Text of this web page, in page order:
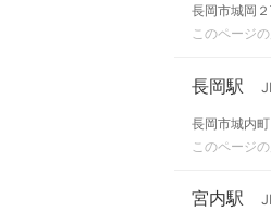
長岡市城岡
このページ
長岡駅
長岡市城内
このページ
宮内駅